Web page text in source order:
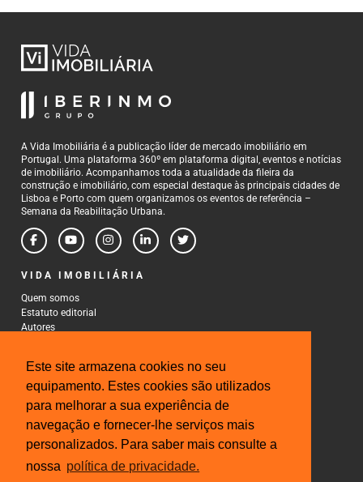
Este site armazena cookies no seu
equipamento. Estes cookies são utilizados
para melhorar a sua experiência de
navegação e fornecer-lhe serviços mais
personalizados. Para saber mais consulte a
nossa política de privacidade.
A Vida Imobiliária é a publicação líder de mercado imobiliário em
Portugal. Uma plataforma 360º em plataforma digital, eventos e notícias
de imobiliário. Acompanhamos toda a atualidade da fileira da
construção e imobiliário, com especial destaque às principais cidades de
Lisboa e Porto com quem organizamos os eventos de referência –
Semana da Reabilitação Urbana.
VIDA IMOBILIÁRIA
Quem somos
Estatuto editorial
Autores
CONTACTOS
Rua Gonçalo Cristovão, 185 - 6º
4000-269 Porto
Tel: 222 085 009
Fax: 222 085 010
Email: gestao@iberinmo.com